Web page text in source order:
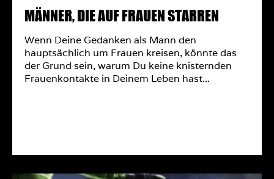
MÄNNER, DIE AUF FRAUEN STARREN
Wenn Deine Gedanken als Mann den
hauptsächlich um Frauen kreisen, könnte das
der Grund sein, warum Du keine knisternden
Frauenkontakte in Deinem Leben hast...